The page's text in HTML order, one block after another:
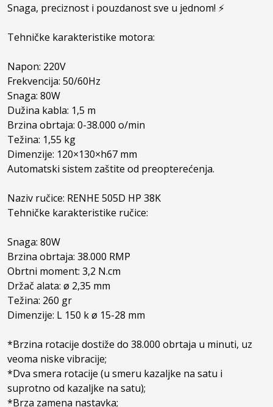
Snaga, preciznost i pouzdanost sve u jednom! ⚡
Tehničke karakteristike motora:
Napon: 220V
Frekvencija: 50/60Hz
Snaga: 80W
Dužina kabla: 1,5 m
Brzina obrtaja: 0-38.000 o/min
Težina: 1,55 kg
Dimenzije: 120×130×h67 mm
Automatski sistem zaštite od preopterećenja.
Naziv ručice: RENHE 505D HP 38K
Tehničke karakteristike ručice:
Snaga: 80W
Brzina obrtaja: 38.000 RMP
Obrtni moment: 3,2 N.cm
Držač alata: ø 2,35 mm
Težina: 260 gr
Dimenzije: L 150 k ø 15-28 mm
*Brzina rotacije dostiže do 38.000 obrtaja u minuti, uz
veoma niske vibracije;
*Dva smera rotacije (u smeru kazaljke na satu i
suprotno od kazaljke na satu);
*Brza zamena nastavka;